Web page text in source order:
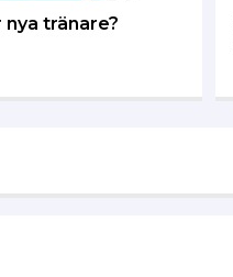
nya tränare?